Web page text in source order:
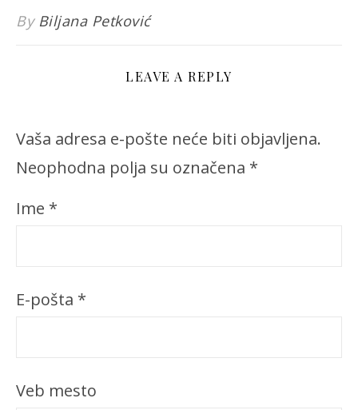
By Biljana Petković
LEAVE A REPLY
Vaša adresa e-pošte neće biti objavljena.
Neophodna polja su označena *
Ime *
E-pošta *
Veb mesto